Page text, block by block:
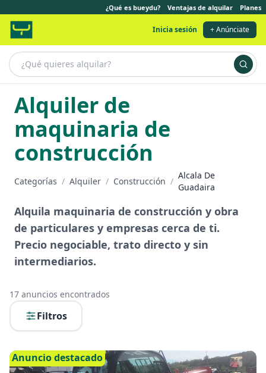
¿Qué es bueydu? Ventajas de alquilar Planes
Inicia sesión + Anúnciate
Alquiler de
maquinaria de
construcción
Categorías / Alquiler / Construcción /
Alcala De
Guadaira
Alquila maquinaria de construcción y obra
de particulares y empresas cerca de ti.
Precio negociable, trato directo y sin
intermediarios.
17 anuncios encontrados
Filtros
Anuncio destacado